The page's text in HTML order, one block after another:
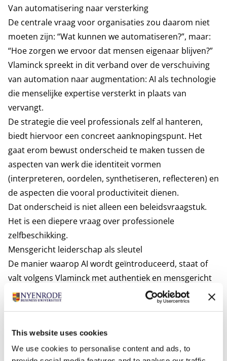
This website uses cookies
We use cookies to personalise content and ads, to
Van automatisering naar versterking
De centrale vraag voor organisaties zou daarom niet
moeten zijn: “Wat kunnen we automatiseren?”, maar:
“Hoe zorgen we ervoor dat mensen eigenaar blijven?”
Vlaminck spreekt in dit verband over de verschuiving
van automation naar augmentation: AI als technologie
die menselijke expertise versterkt in plaats van
vervangt.
De strategie die veel professionals zelf al hanteren,
biedt hiervoor een concreet aanknopingspunt. Het
gaat erom bewust onderscheid te maken tussen de
aspecten van werk die identiteit vormen
(interpreteren, oordelen, synthetiseren, reflecteren) en
de aspecten die vooral productiviteit dienen.
Dat onderscheid is niet alleen een beleidsvraagstuk.
Het is een diepere vraag over professionele
zelfbeschikking.
Mensgericht leiderschap als sleutel
De manier waarop AI wordt geïntroduceerd, staat of
valt volgens Vlaminck met authentiek en mensgericht
leiderschap. Leiders bepalen het verhaal: is AI een
kostenbesparend controle-instrument, of een middel
Dat begint bij transparantie over wat AI wel en niet kan,
waarbij ook de onzekerheden en ethische dilemma’s